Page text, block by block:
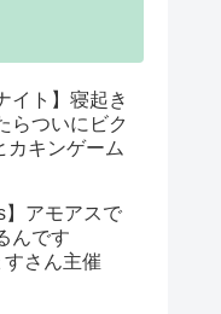
イト】寝起き
らついにビク
カキンゲーム
】アモアスで
んです
さん主催